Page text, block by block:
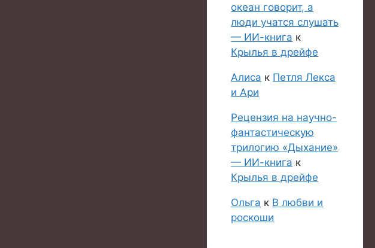
океан говорит, а
люди учатся слушать
— ИИ-книга к
Крылья в дрейфе
Алиса к Петля Лекса
и Ари
Рецензия на научно-
фантастическую
трилогию «Дыхание»
— ИИ-книга к
Крылья в дрейфе
Ольга к В любви и
роскоши